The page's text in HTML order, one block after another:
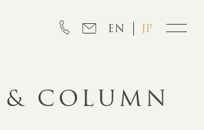
EN JP
& COLUMN